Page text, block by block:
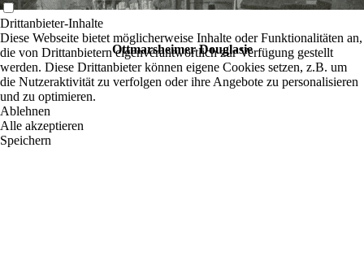
Ottmarsheimer Douglasie
Drittanbieter-Inhalte
Diese Webseite bietet möglicherweise Inhalte oder Funktionalitäten an,
die von Drittanbietern eigenverantwortlich zur Verfügung gestellt
werden. Diese Drittanbieter können eigene Cookies setzen, z.B. um
die Nutzeraktivität zu verfolgen oder ihre Angebote zu personalisieren
und zu optimieren.
Ablehnen
Alle akzeptieren
Speichern